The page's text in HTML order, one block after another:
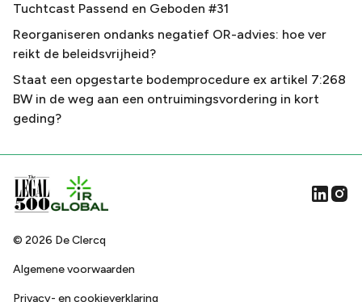
Tuchtcast Passend en Geboden #31
Reorganiseren ondanks negatief OR-advies: hoe ver
reikt de beleidsvrijheid?
Staat een opgestarte bodemprocedure ex artikel 7:268
BW in de weg aan een ontruimingsvordering in kort
geding?
© 2026 De Clercq
Algemene voorwaarden
Privacy- en cookieverklaring